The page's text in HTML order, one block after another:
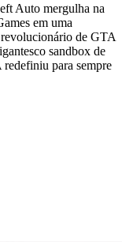
Auto mergulha na
em uma
de GTA
sandbox de
para sempre